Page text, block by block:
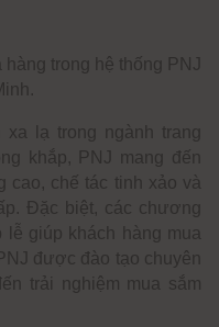
trong hệ thống PNJ
lạ trong ngành trang
khắp, PNJ mang đến
cao, chế tác tinh xảo và
Đặc biệt, các chương
giúp khách hàng mua
được đào tạo chuyên
trải nghiệm mua sắm